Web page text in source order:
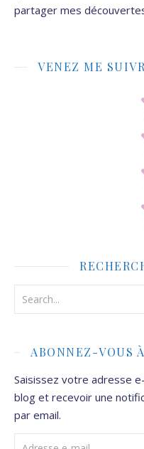
partager mes
VENEZ ME
ABONNEZ-VOUS
Saisissez votre adresse
blog et recevoir une
par email.
Adresse e-mail